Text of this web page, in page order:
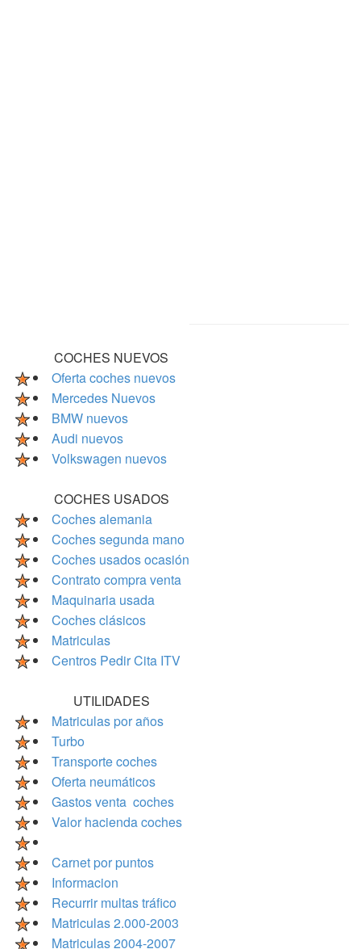
COCHES NUEVOS
Oferta coches nuevos
Mercedes Nuevos
BMW nuevos
Audi nuevos
Volkswagen nuevos
COCHES USADOS
Coches alemania
Coches segunda mano
Coches usados ocasión
Contrato compra venta
Maquinaria usada
Coches clásicos
Matriculas
Centros Pedir Cita ITV
UTILIDADES
Matriculas por años
Turbo
Transporte coches
Oferta neumáticos
Gastos venta coches
Valor hacienda coches
Carnet por puntos
Informacion
Recurrir multas tráfico
Matriculas 2.000-2003
Matriculas 2004-2007